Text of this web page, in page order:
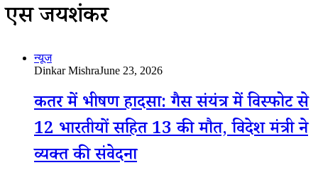
एस जयशंकर
न्यूज
Dinkar MishraJune 23, 2026
कतर में भीषण हादसा: गैस संयंत्र में विस्फोट से
12 भारतीयों सहित 13 की मौत, विदेश मंत्री ने
व्यक्त की संवेदना